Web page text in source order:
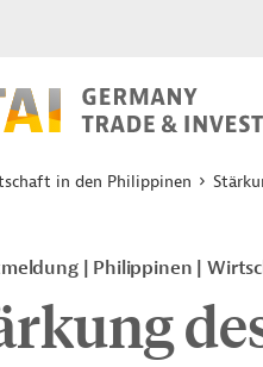
in den Philippinen
Philippinen